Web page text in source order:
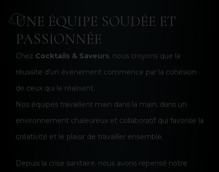
UNE ÉQUIPE SOUDÉE ET
PASSIONNÉE
Chez Cocktails & Saveurs, nous croyons que la
réussite d’un événement commence par la cohésion
de ceux qui le réalisent.
Nos équipes travaillent main dans la main, dans un
environnement chaleureux et collaboratif qui favorise la
créativité et le plaisir de travailler ensemble.
Depuis la crise sanitaire, nous avons repensé notre